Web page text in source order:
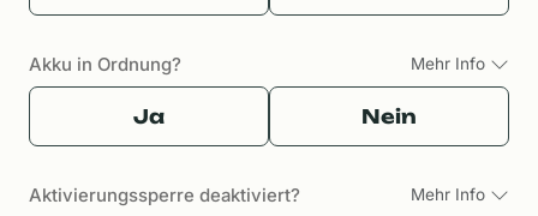
Akku in Ordnung? Mehr Info
Ja Nein
Aktivierungssperre deaktiviert? Mehr Info